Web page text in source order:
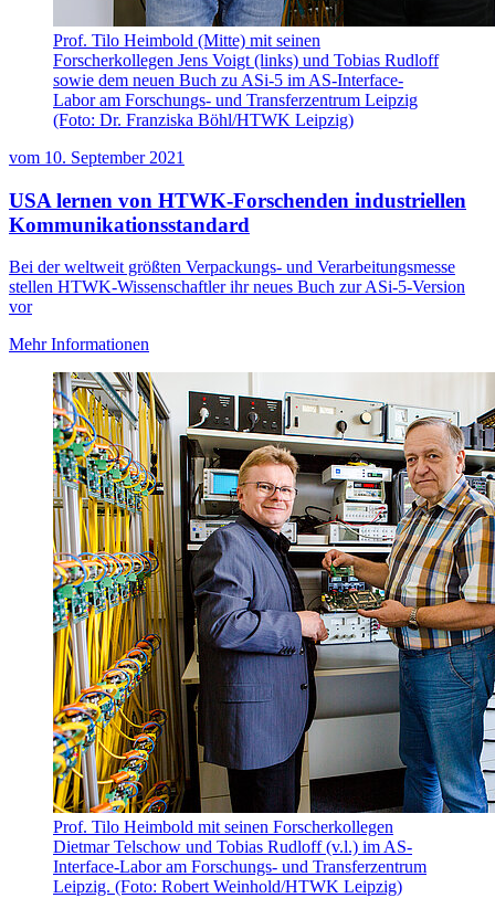
Prof. Tilo Heimbold (Mitte) mit seinen
Forscherkollegen Jens Voigt (links) und Tobias Rudloff
sowie dem neuen Buch zu ASi-5 im AS-Interface-
Labor am Forschungs- und Transferzentrum Leipzig
(Foto: Dr. Franziska Böhl/HTWK Leipzig)
vom 10. September 2021
USA lernen von HTWK-Forschenden industriellen
Kommunikationsstandard
Bei der weltweit größten Verpackungs- und Verarbeitungsmesse
stellen HTWK-Wissenschaftler ihr neues Buch zur ASi-5-Version
vor
Mehr Informationen
Prof. Tilo Heimbold mit seinen Forscherkollegen
Dietmar Telschow und Tobias Rudloff (v.l.) im AS-
Interface-Labor am Forschungs- und Transferzentrum
Leipzig. (Foto: Robert Weinhold/HTWK Leipzig)